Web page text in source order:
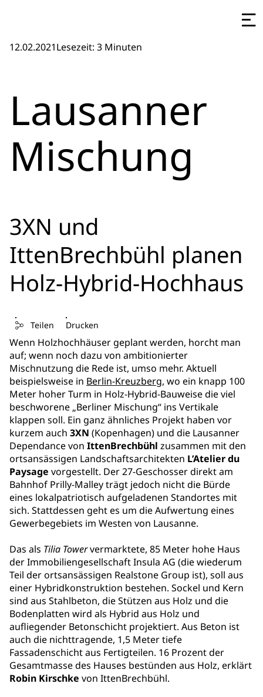
12.02.2021Lesezeit: 3 Minuten
Lausanner
Mischung
3XN und
IttenBrechbühl planen
Holz-Hybrid-Hochhaus
Teilen Drucken
Wenn Holzhochhäuser geplant werden, horcht man
auf; wenn noch dazu von ambitionierter
Mischnutzung die Rede ist, umso mehr. Aktuell
beispielsweise in Berlin-Kreuzberg, wo ein knapp 100
Meter hoher Turm in Holz-Hybrid-Bauweise die viel
beschworene „Berliner Mischung“ ins Vertikale
klappen soll. Ein ganz ähnliches Projekt haben vor
kurzem auch 3XN (Kopenhagen) und die Lausanner
Dependance von IttenBrechbühl zusammen mit den
ortsansässigen Landschaftsarchitekten L’Atelier du
Paysage vorgestellt. Der 27-Geschosser direkt am
Bahnhof Prilly-Malley trägt jedoch nicht die Bürde
eines lokalpatriotisch aufgeladenen Standortes mit
sich. Stattdessen geht es um die Aufwertung eines
Gewerbegebiets im Westen von Lausanne.
Das als Tilia Towervermarktete, 85 Meter hohe Haus
der Immobiliengesellschaft Insula AG (die wiederum
Teil der ortsansässigen Realstone Group ist), soll aus
einer Hybridkonstruktion bestehen. Sockel und Kern
sind aus Stahlbeton, die Stützen aus Holz und die
Bodenplatten wird als Hybrid aus Holz und
aufliegender Betonschicht projektiert. Aus Beton ist
auch die nichttragende, 1,5 Meter tiefe
Fassadenschicht aus Fertigteilen. 16 Prozent der
Gesamtmasse des Hauses bestünden aus Holz, erklärt
Robin Kirschke von IttenBrechbühl.